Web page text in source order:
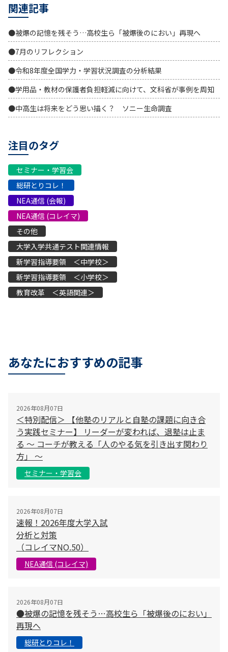
関連記事
●被爆の記憶を残そう…高校生ら「被爆後のにおい」再現へ
●7月のリフレクション
●令和8年度全国学力・学習状況調査の分析結果
●学用品・教材の保護者負担軽減に向けて、文科省が事例を周知
●中高生は将来をどう思い描く？ ソニー生命調査
注目のタグ
セミナー・学習会
総研とりコレ！
NEA通信 (会報)
NEA通信 (コレイマ)
その他
大学入学共通テスト関連情報
新学習指導要領 ＜中学校＞
新学習指導要領 ＜小学校＞
教育改革 ＜英語関連＞
あなたにおすすめの記事
2026年08月07日
＜特別配信＞ 【他塾のリアルと自塾の課題に向き合
う実践セミナー】 リーダーが変われば、退塾は止ま
る 〜 コーチが教える「人のやる気を引き出す関わり
方」 〜
セミナー・学習会
2026年08月07日
速報！2026年度大学入試
分析と対策
（コレイマNO.50）
NEA通信 (コレイマ)
2026年08月07日
●被爆の記憶を残そう…高校生ら「被爆後のにおい」
再現へ
総研とりコレ！